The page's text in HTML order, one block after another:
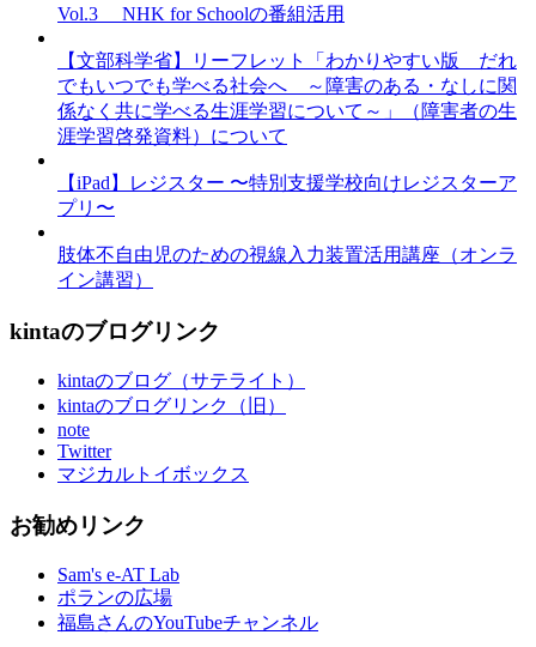
Vol.3 NHK for Schoolの番組活用
【文部科学省】リーフレット「わかりやすい版 だれ
でもいつでも学べる社会へ ～障害のある・なしに関
係なく共に学べる生涯学習について～」（障害者の生
涯学習啓発資料）について
【iPad】レジスター 〜特別支援学校向けレジスターア
プリ〜
肢体不自由児のための視線入力装置活用講座（オンラ
イン講習）
kintaのブログリンク
kintaのブログ（サテライト）
kintaのブログリンク（旧）
note
Twitter
マジカルトイボックス
お勧めリンク
Sam's e-AT Lab
ポランの広場
福島さんのYouTubeチャンネル